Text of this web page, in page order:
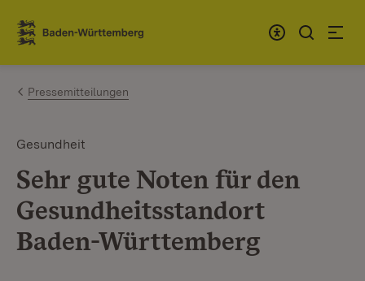
Zum Inhalt springen
Link zur Startseite
Pressemitteilungen
Gesundheit
Sehr gute Noten für den
Gesundheitsstandort
Baden-Württemberg